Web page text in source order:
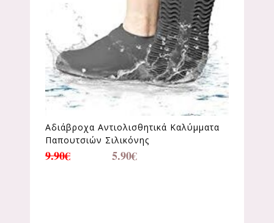
Αδιάβροχα Αντιολισθητικά Καλύμματα
Παπουτσιών Σιλικόνης
9.90€ 5.90€